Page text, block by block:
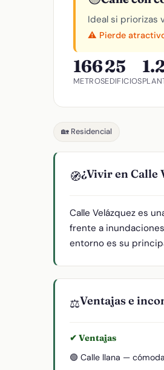
Ideal si priorizas
⚠️ Pierde
166
METROS
25
EDIFICIOS
🏡 Residencial
🧭¿Vivir en Calle
Calle Velázquez es
frente a
entorno es su
⚖️Ventajas e
✔ Ventajas
🟢 Calle llana —